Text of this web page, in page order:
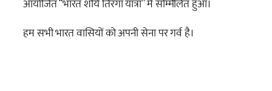
आयोजित “भारत शौर्य तिरंगा यात्रा” में सम्मिलित हुआ।
हम सभी भारत वासियों को अपनी सेना पर गर्व है।